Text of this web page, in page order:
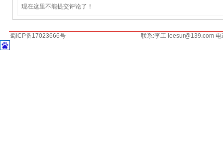
现在这里不能提交评论了！
蜀ICP备17023666号 联系:李工 leesur@139.com